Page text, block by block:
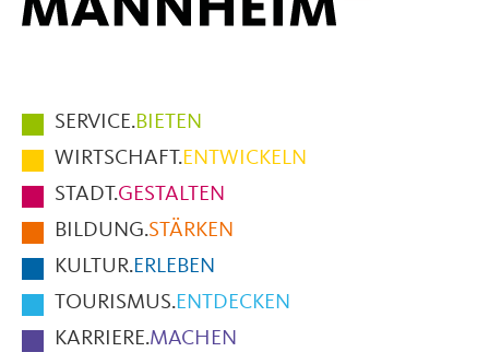
Hauptmenüpunkte
im
Fußbereich
der
Seite
SERVICE.BIETEN
WIRTSCHAFT.ENTWICKELN
STADT.GESTALTEN
BILDUNG.STÄRKEN
KULTUR.ERLEBEN
TOURISMUS.ENTDECKEN
KARRIERE.MACHEN